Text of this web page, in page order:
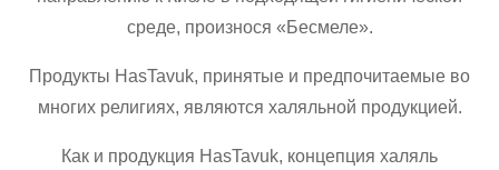
среде, произнося «Бесмеле».
Продукты HasTavuk, принятые и предпочитаемые во
многих религиях, являются халяльной продукцией.
Как и продукция HasTavuk, концепция халяль